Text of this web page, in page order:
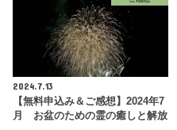
2024.7.13
【無料申込み＆ご感想】2024年7
月 お盆のための霊の癒しと解放